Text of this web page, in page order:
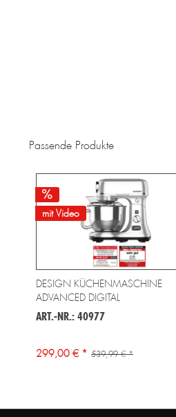
Passende Produkte
mit Video
DESIGN KÜCHENMASCHINE
ADVANCED DIGITAL
ART.-NR.: 40977
299,00 € * 539,99 € *